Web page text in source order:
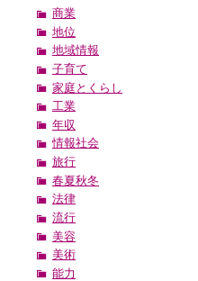
商業
地位
地域情報
子育て
家庭とくらし
工業
年収
情報社会
旅行
春夏秋冬
法律
流行
美容
美術
能力